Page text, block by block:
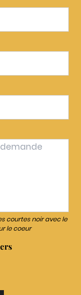
courtes noir avec le
le coeur